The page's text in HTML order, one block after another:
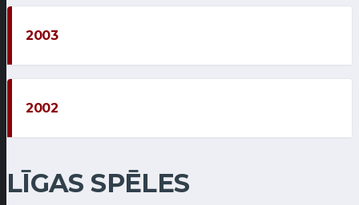
2003
2002
LĪGAS SPĒLES